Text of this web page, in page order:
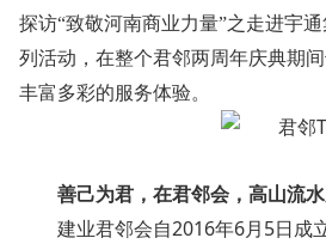
探访“致敬河南商业力量”之走进宇
列活动，在整个君邻两周年庆典期
丰富多彩的服务体验。
善己为君，在君邻会，高山流
建业君邻会自2016年6月 5日成